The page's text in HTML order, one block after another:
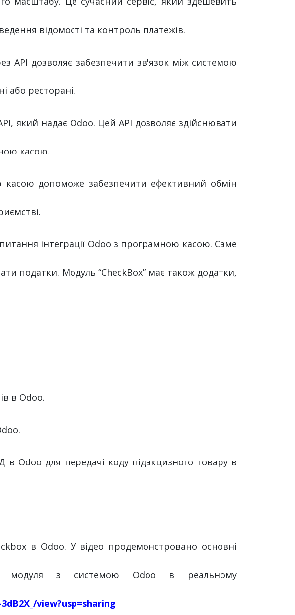
відомості та контроль платежів.
API дозволяє забезпечити зв'язок між системою
або ресторані.
який надає Odoo. Цей API дозволяє здійснювати
касою.
допоможе забезпечити ефективний обмін
інтеграції Odoo з програмною касою. Саме
податки. Модуль “CheckBox” має також додатки,
в Odoo.
Odoo для передачі коду підакцизного товару в
в Odoo. У відео продемонстровано основні
модуля з системою Odoo в реальному
view?usp=sharing